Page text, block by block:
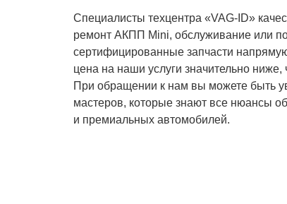
Специалисты техцентра «VAG-ID»
ремонт АКПП Mini, обслуживание или
сертифицированные запчасти
цена на наши услуги значительно
При обращении к нам вы можете быть
мастеров, которые знают все нюансы
и премиальных автомобилей.